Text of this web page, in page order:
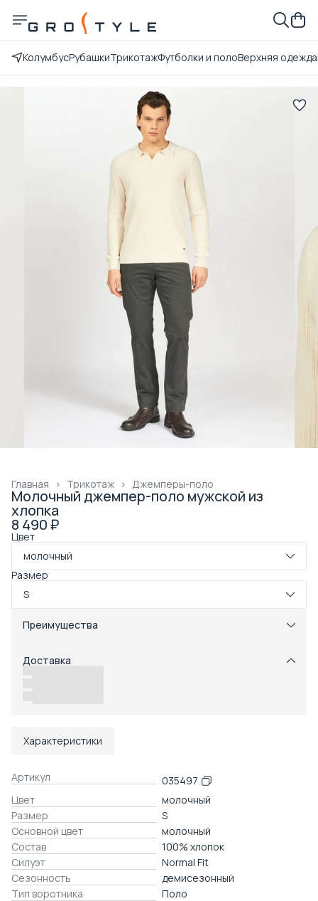
КолумбусРубашкиТрикотажФутболки и полоВерхняя одежда
Джемперы-поло
Трикотаж ›
Главная ›
Молочный джемпер-поло мужской из
хлопка
8 490 ₽
Цвет
молочный
Размер
S
Преимущества
Примерка при получении в пункте выдачи
Возможность отказаться от части товаров
Доставка
Характеристики
Артикул
035497
Цвет
молочный
Размер
S
Основной цвет
молочный
Состав
100% хлопок
Силуэт
Normal Fit
Сезонность
демисезонный
Тип воротника
Поло